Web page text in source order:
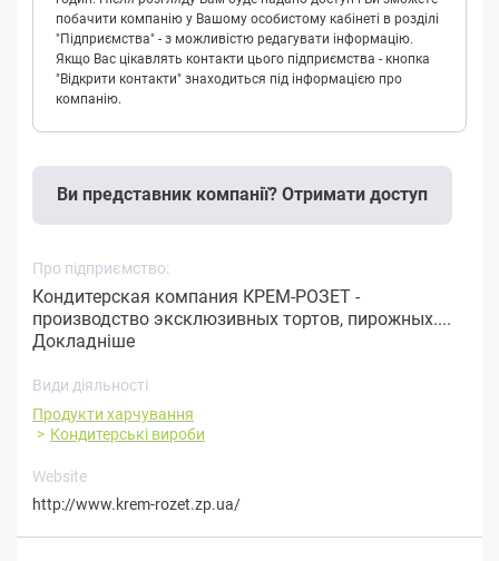
побачити компанію у Вашому особистому кабінеті в розділі
"Підприємства" - з можливістю редагувати інформацію.
Якщо Вас цікавлять контакти цього підприємства - кнопка
"Відкрити контакти" знаходиться під інформацією про
компанію.
Ви представник компанії? Отримати доступ
Про підприємство:
Кондитерская компания КРЕМ-РОЗЕТ -
производство эксклюзивных тортов, пирожных....
Докладніше
Види діяльності
Продукти харчування
Кондитерські вироби
Website
http://www.krem-rozet.zp.ua/